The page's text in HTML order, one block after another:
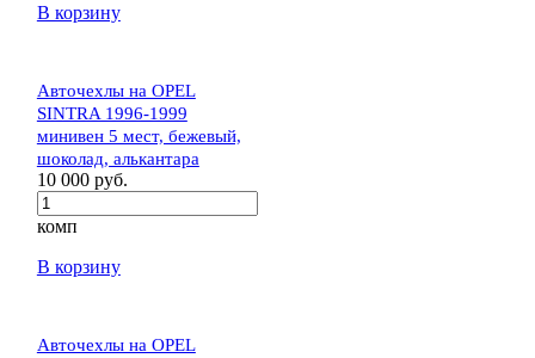
В корзину
Авточехлы на OPEL
SINTRA 1996-1999
минивен 5 мест, бежевый,
шоколад, алькантара
10 000 руб.
комп
В корзину
Авточехлы на OPEL